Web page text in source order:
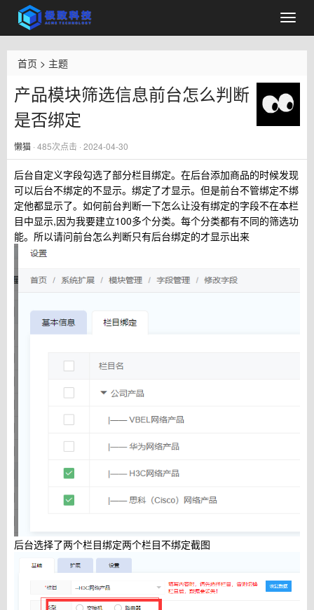
首页 > 主题
产品模块筛选信息前台怎么判断
是否绑定
懒猫 · 485次点击 · 2024-04-30
后台自定义字段勾选了部分栏目绑定。在后台添加商品的时候发现
可以后台不绑定的不显示。绑定了才显示。但是前台不管绑定不绑
定他都显示了。如何前台判断一下怎么让没有绑定的字段不在本栏
目中显示,因为我要建立100多个分类。每个分类都有不同的筛选功
能。所以请问前台怎么判断只有后台绑定的才显示出来
后台选择了两个栏目绑定两个栏目不绑定截图